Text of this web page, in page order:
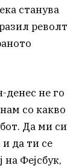
станува
револт
денес не го
со какво
Да ми си
и да ти се
Фејсбук,